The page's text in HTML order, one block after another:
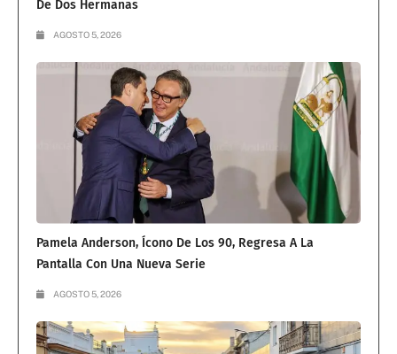
De Dos Hermanas
AGOSTO 5, 2026
Pamela Anderson, Ícono De Los 90, Regresa A La
Pantalla Con Una Nueva Serie
AGOSTO 5, 2026